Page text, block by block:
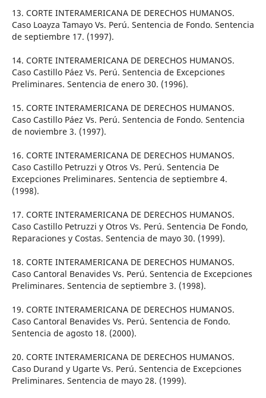
13. CORTE INTERAMERICANA DE DERECHOS HUMANOS.
Caso Loayza Tamayo Vs. Perú. Sentencia de Fondo. Sentencia
de septiembre 17. (1997).
14. CORTE INTERAMERICANA DE DERECHOS HUMANOS.
Caso Castillo Páez Vs. Perú. Sentencia de Excepciones
Preliminares. Sentencia de enero 30. (1996).
15. CORTE INTERAMERICANA DE DERECHOS HUMANOS.
Caso Castillo Páez Vs. Perú. Sentencia de Fondo. Sentencia
de noviembre 3. (1997).
16. CORTE INTERAMERICANA DE DERECHOS HUMANOS.
Caso Castillo Petruzzi y Otros Vs. Perú. Sentencia De
Excepciones Preliminares. Sentencia de septiembre 4.
(1998).
17. CORTE INTERAMERICANA DE DERECHOS HUMANOS.
Caso Castillo Petruzzi y Otros Vs. Perú. Sentencia De Fondo,
Reparaciones y Costas. Sentencia de mayo 30. (1999).
18. CORTE INTERAMERICANA DE DERECHOS HUMANOS.
Caso Cantoral Benavides Vs. Perú. Sentencia de Excepciones
Preliminares. Sentencia de septiembre 3. (1998).
19. CORTE INTERAMERICANA DE DERECHOS HUMANOS.
Caso Cantoral Benavides Vs. Perú. Sentencia de Fondo.
Sentencia de agosto 18. (2000).
20. CORTE INTERAMERICANA DE DERECHOS HUMANOS.
Caso Durand y Ugarte Vs. Perú. Sentencia de Excepciones
Preliminares. Sentencia de mayo 28. (1999).